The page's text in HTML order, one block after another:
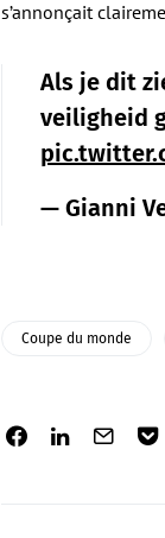
s’annonçait
Als je dit
veiligheid
— Gianni
Coupe du monde